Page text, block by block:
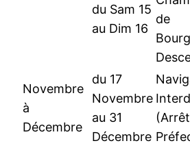
du Sam 15
au Dim 16
de
Novembre
à
Décembre
du 17
Novembre
au 31
Décembre